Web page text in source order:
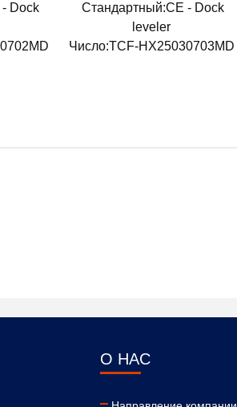
Dock
Стандартный:CE - Dock
leveler
Число:TCF-HX25030703MD
О НАС